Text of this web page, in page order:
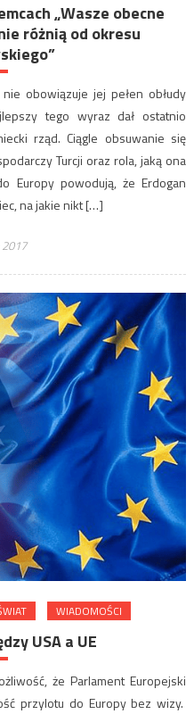
„Wasze obecne
różnią od okresu
obowiązuje jej pełen obłudy
tego wyraz dał ostatnio
rząd. Ciągle obsuwanie się
Turcji oraz rola, jaką ona
Europy powodują, że Erdogan
na jakie nikt […]
WIADOMOŚCI
USA a UE
że Parlament Europejski
przylotu do Europy bez wizy.